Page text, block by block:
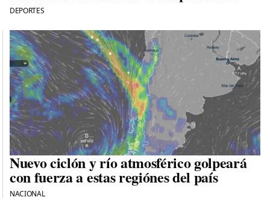
DEPORTES
Nuevo ciclón y río atmosférico golpeará
con fuerza a estas regiónes del país
NACIONAL